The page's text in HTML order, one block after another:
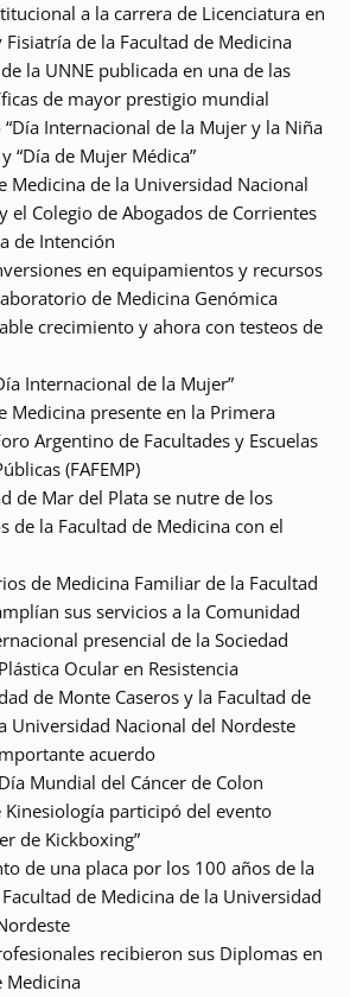
a la carrera de Licenciatura en
Fisiatría de la Facultad de Medicina
la UNNE publicada en una de las
de mayor prestigio mundial
Internacional de la Mujer y la Niña
“Día de Mujer Médica”
Medicina de la Universidad Nacional
el Colegio de Abogados de Corrientes
de Intención
en equipamientos y recursos
de Medicina Genómica
crecimiento y ahora con testeos de
Internacional de la Mujer”
Medicina presente en la Primera
Argentino de Facultades y Escuelas
(FAFEMP)
de Mar del Plata se nutre de los
de la Facultad de Medicina con el
de Medicina Familiar de la Facultad
sus servicios a la Comunidad
presencial de la Sociedad
Ocular en Resistencia
de Monte Caseros y la Facultad de
Universidad Nacional del Nordeste
acuerdo
Mundial del Cáncer de Colon
participó del evento
de Kickboxing”
de una placa por los 100 años de la
de Medicina de la Universidad
recibieron sus Diplomas en
Medicina